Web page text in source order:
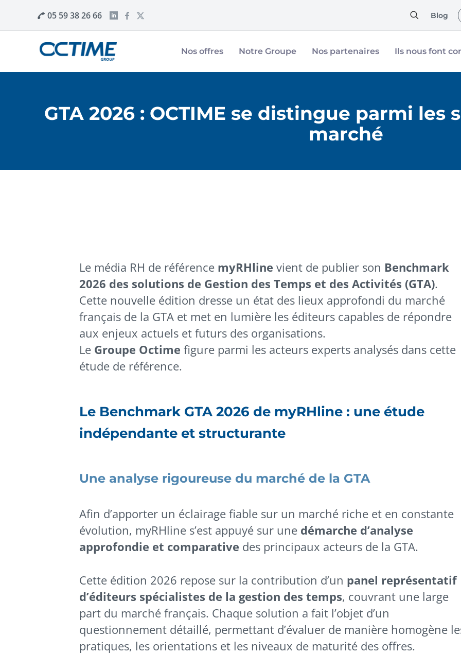
05 59 38 26 66 Blog
Nos offres Notre Groupe Nos partenaires Ils nous font
GTA 2026 : OCTIME se distingue parmi
marché
Le média RH de référence myRHline vient de publier son Benchmark
2026 des solutions de Gestion des Temps et des Activités (GTA).
Cette nouvelle édition dresse un état des lieux approfondi du marché
français de la GTA et met en lumière les éditeurs capables de répondre
aux enjeux actuels et futurs des organisations.
Le Groupe Octime figure parmi les acteurs experts analysés dans cette
étude de référence.
Le Benchmark GTA 2026 de myRHline : une étude
indépendante et structurante
Une analyse rigoureuse du marché de la GTA
Afin d’apporter un éclairage fiable sur un marché riche et en constante
évolution, myRHline s’est appuyé sur une démarche d’analyse
approfondie et comparative des principaux acteurs de la GTA.
Cette édition 2026 repose sur la contribution d’un panel représentatif
d’éditeurs spécialistes de la gestion des temps, couvrant une large
part du marché français. Chaque solution a fait l’objet d’un
questionnement détaillé, permettant d’évaluer de manière homogène
pratiques, les orientations et les niveaux de maturité des offres.